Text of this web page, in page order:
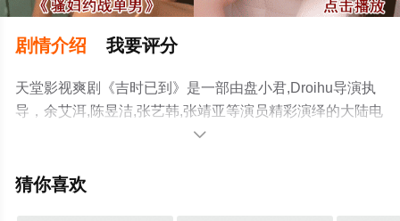
剧情介绍 我要评分
天堂影视爽剧《吉时已到》是一部由盘小君,Droihu导演执
导，余艾洱,陈昱洁,张艺韩,张靖亚等演员精彩演绎的大陆电
视剧，大结局剧情已揭晓（已完结），手机免费观看高清
可移步至豆瓣电视剧、电视猫或剧情网等平台了解。

猜你喜欢